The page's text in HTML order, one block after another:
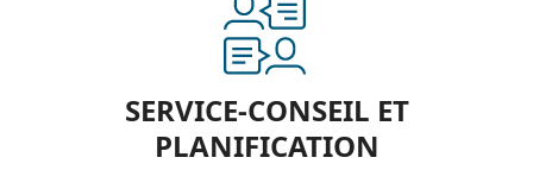
SERVICE-CONSEIL ET
PLANIFICATION